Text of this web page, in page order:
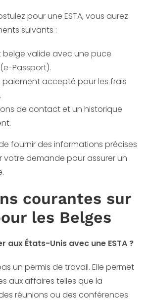
pour une ESTA, vous aurez
suivants :
belge valide avec une puce
Passport).
paiement accepté pour les frais
de contact et un historique
fournir des informations précises
votre demande pour assurer un
courantes sur
les Belges
aux États-Unis avec une ESTA ?
un permis de travail. Elle permet
aux affaires telles que la
réunions ou des conférences